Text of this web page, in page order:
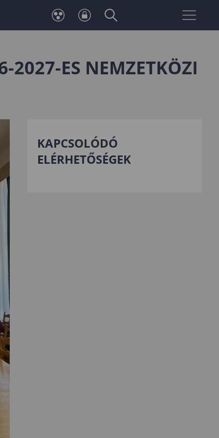
Telefonkönyv
2027-ES NEMZETKÖZI
KAPCSOLÓDÓ
ELÉRHETŐSÉGEK